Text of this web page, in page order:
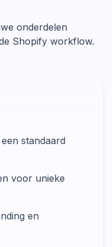
onderdelen
Shopify workflow.
standaard
voor unieke
en